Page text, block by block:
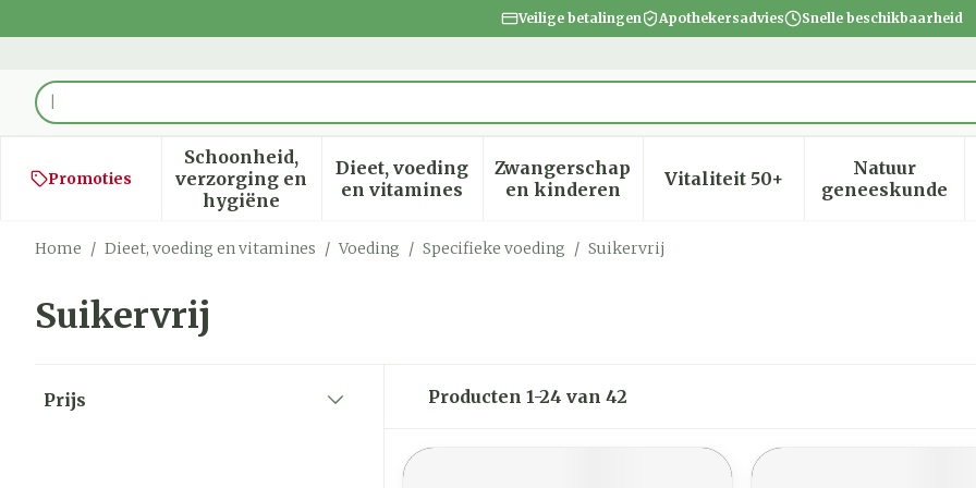
Veilige betalingen Apothekersadvies Snelle beschikbaarheid
Product, merk, categorie...
Promoties
Schoonheid,
verzorging en
hygiëne
Toon submenu voor Schoonheid, verzorging en hygiëne categorie
Dieet, voeding
en vitaminesToon submenu voor Dieet, voeding en vitamines categorie
Zwangerschap
en kinderenToon submenu voor Zwangerschap en
Vitaliteit 50+Toon submenu voor
Natuur
geneeskunde
Toon
Home / Dieet, voeding en vitamines / Voeding / Specifieke voeding / Suikervrij
Suikervrij
Prijs
Producten 1-24 van 42